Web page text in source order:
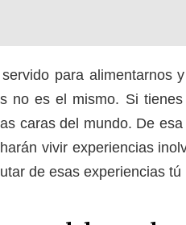
para alimentarnos
no es el mismo. Si
caras del mundo. De
vivir experiencias
de esas experiencias tú